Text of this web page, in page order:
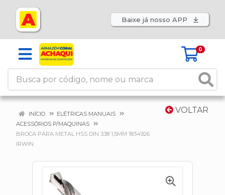
Baixe já nosso APP
0
VOLTAR
INÍCIO
ELÉTRICAS MANUAIS
ACESSÓRIOS P/MAQUINAS
BROCA PARA METAL HSS DIN 338 1,5MM 1834926
IRWIN